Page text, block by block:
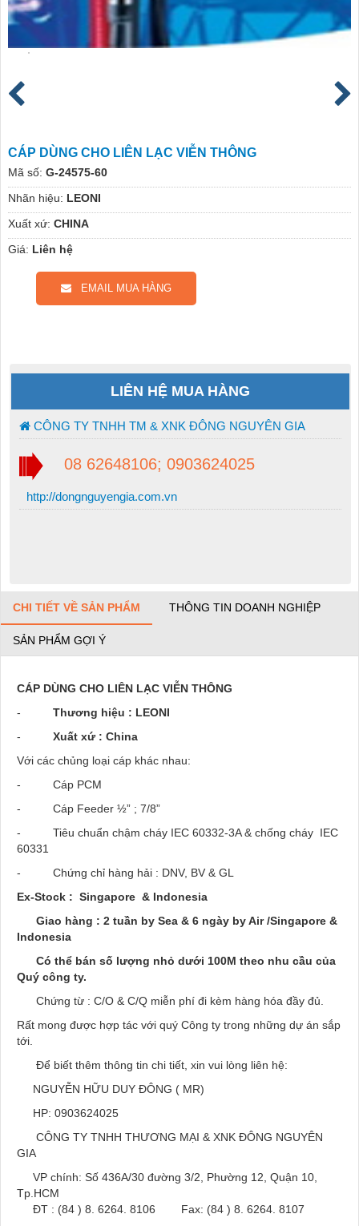
CÁP DÙNG CHO LIÊN LẠC VIỄN THÔNG
Mã số: G-24575-60
Nhãn hiệu: LEONI
Xuất xứ: CHINA
Giá: Liên hệ
EMAIL MUA HÀNG
LIÊN HỆ MUA HÀNG
CÔNG TY TNHH TM & XNK ĐÔNG NGUYÊN GIA
08 62648106; 0903624025
http://dongnguyengia.com.vn
CHI TIẾT VỀ SẢN PHẨM THÔNG TIN DOANH NGHIỆP
SẢN PHẨM GỢI Ý
CÁP DÙNG CHO LIÊN LẠC VIỄN THÔNG
- Thương hiệu : LEONI
- Xuất xứ : China
Với các chủng loại cáp khác nhau:
- Cáp PCM
- Cáp Feeder ½” ; 7/8”
- Tiêu chuẩn chậm cháy IEC 60332-3A & chống cháy IEC
60331
- Chứng chỉ hàng hải : DNV, BV & GL
Ex-Stock : Singapore & Indonesia
Giao hàng : 2 tuần by Sea & 6 ngày by Air /Singapore &
Indonesia
Có thể bán số lượng nhỏ dưới 100M theo nhu cầu của
Quý công ty.
Chứng từ : C/O & C/Q miễn phí đi kèm hàng hóa đầy đủ.
Rất mong được hợp tác với quý Công ty trong những dự án sắp
tới.
Để biết thêm thông tin chi tiết, xin vui lòng liên hệ:
NGUYỄN HỮU DUY ĐÔNG ( MR)
HP: 0903624025
CÔNG TY TNHH THƯƠNG MẠI & XNK ĐÔNG NGUYÊN
GIA
VP chính: Số 436A/30 đường 3/2, Phường 12, Quận 10,
Tp.HCM
ĐT : (84 ) 8. 6264. 8106 Fax: (84 ) 8. 6264. 8107